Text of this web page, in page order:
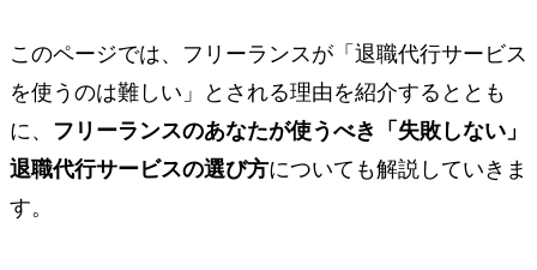
このページでは、フリーランスが「退職代行サービス
を使うのは難しい」とされる理由を紹介するととも
に、 フリーランスのあなたが使うべき「失敗しない」
退職代行サービスの選び方についても解説していきま
す。